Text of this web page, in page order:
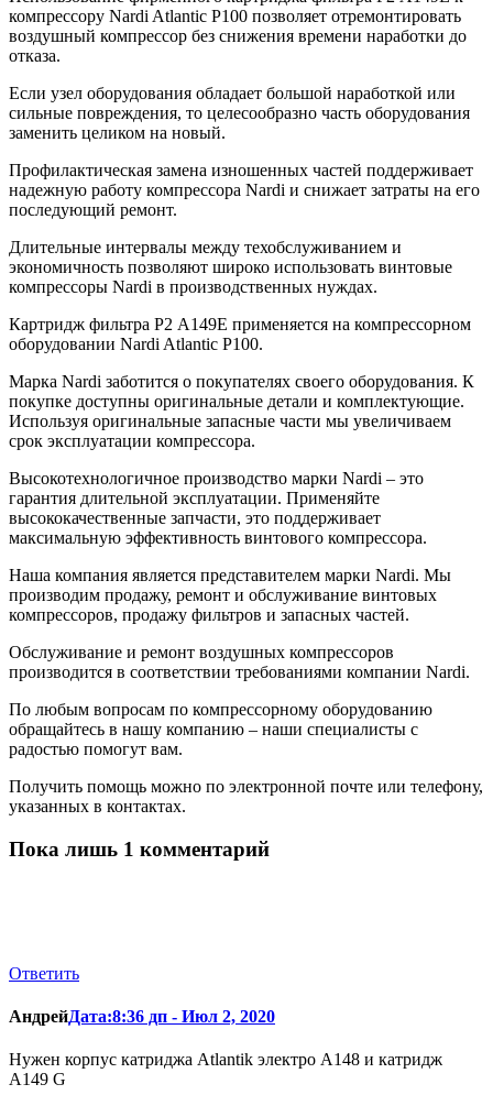
компрессору Nardi Atlantic P100 позволяет отремонтировать
воздушный компрессор без снижения времени наработки до
отказа.
Если узел оборудования обладает большой наработкой или
сильные повреждения, то целесообразно часть оборудования
заменить целиком на новый.
Профилактическая замена изношенных частей поддерживает
надежную работу компрессора Nardi и снижает затраты на его
последующий ремонт.
Длительные интервалы между техобслуживанием и
экономичность позволяют широко использовать винтовые
компрессоры Nardi в производственных нуждах.
Картридж фильтра Р2 А149Е применяется на компрессорном
оборудовании Nardi Atlantic P100.
Марка Nardi заботится о покупателях своего оборудования. К
покупке доступны оригинальные детали и комплектующие.
Используя оригинальные запасные части мы увеличиваем
срок эксплуатации компрессора.
Высокотехнологичное производство марки Nardi – это
гарантия длительной эксплуатации. Применяйте
высококачественные запчасти, это поддерживает
максимальную эффективность винтового компрессора.
Наша компания является представителем марки Nardi. Мы
производим продажу, ремонт и обслуживание винтовых
компрессоров, продажу фильтров и запасных частей.
Обслуживание и ремонт воздушных компрессоров
производится в соответствии требованиями компании Nardi.
По любым вопросам по компрессорному оборудованию
обращайтесь в нашу компанию – наши специалисты с
радостью помогут вам.
Получить помощь можно по электронной почте или телефону,
указанных в контактах.
Пока лишь 1 комментарий
Ответить
АндрейДата:8:36 дп - Июл 2, 2020
Нужен корпус катриджа Аtlantik электро А148 и катридж
А149 G